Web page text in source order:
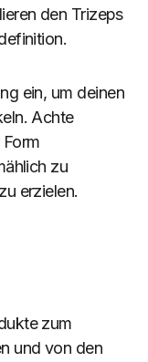
den Trizeps
ein, um deinen
Achte
zu
erzielen.
zum
und von den